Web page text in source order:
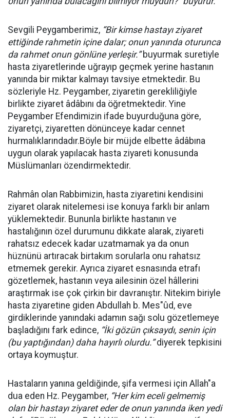
Sevgili Peygamberimiz, “Bir kimse hastayı ziyaret
ettiğinde rahmetin içine dalar; onun yanında oturunca
da rahmet onun gönlüne yerleşir.”buyurmak suretiyle
hasta ziyaretlerinde uğrayıp geçmek yerine hastanın
yanında bir miktar kalmayı tavsiye etmektedir. Bu
sözleriyle Hz. Peygamber, ziyaretin gerekliliğiyle
birlikte ziyaret âdâbını da öğretmektedir. Yine
Peygamber Efendimizin ifade buyurduğuna göre,
ziyaretçi, ziyaretten dönünceye kadar cennet
hurmalıklarındadır.Böyle bir müjde elbette âdâbına
uygun olarak yapılacak hasta ziyareti konusunda
Müslümanları özendirmektedir.
Rahmân olan Rabbimizin, hasta ziyaretini kendisini
ziyaret olarak nitelemesi ise konuya farklı bir anlam
yüklemektedir. Bununla birlikte hastanın ve
hastalığının özel durumunu dikkate alarak, ziyareti
rahatsız edecek kadar uzatmamak ya da onun
hüznünü artıracak birtakım sorularla onu rahatsız
etmemek gerekir. Ayrıca ziyaret esnasında etrafı
gözetlemek, hastanın veya ailesinin özel hâllerini
araştırmak ise çok çirkin bir davranıştır. Nitekim biriyle
hasta ziyaretine giden Abdullah b. Mes"ûd, eve
girdiklerinde yanındaki adamın sağı solu gözetlemeye
başladığını fark edince, “İki gözün çıksaydı, senin için
(bu yaptığından) daha hayırlı olurdu.”diyerek tepkisini
ortaya koymuştur.
Hastaların yanına geldiğinde, şifa vermesi için Allah"a
dua eden Hz. Peygamber, “Her kim eceli gelmemiş
olan bir hastayı ziyaret eder de onun yanında iken yedi